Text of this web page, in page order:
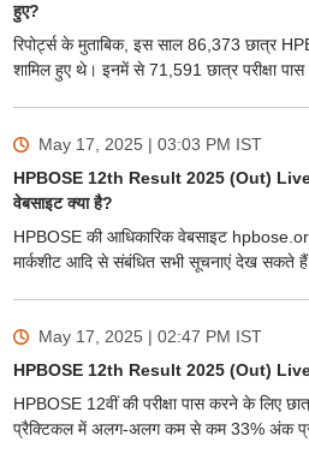
हुए?
रिपोर्ट्स के मुताबिक, इस साल 86,373 छात्र
शामिल हुए थे। इनमें से 71,591 छात्र परीक्षा
May 17, 2025 | 03:03 PM IST
HPBOSE 12th Result 2025 (Out)
वेबसाइट क्या है?
HPBOSE की आधिकारिक वेबसाइट
मार्कशीट आदि से संबंधित सभी सूचनाएं देख सकते
May 17, 2025 | 02:47 PM IST
HPBOSE 12th Result 2025 (Out) Live:
HPBOSE 12वीं की परीक्षा पास करने के लिए
प्रैक्टिकल में अलग-अलग कम से कम 33% अंक